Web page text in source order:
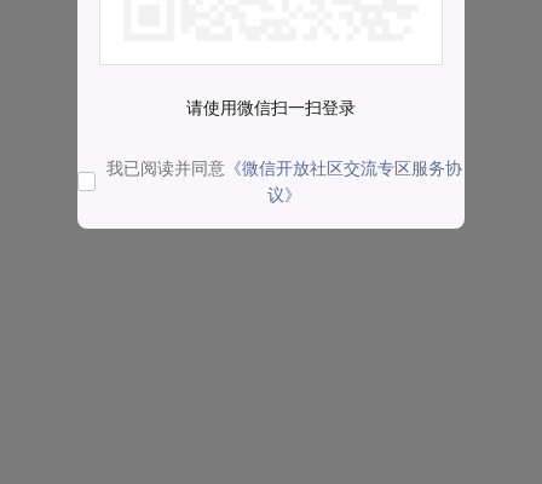
请使用微信扫一扫登录
我已阅读并同意 《微信开放社区交流专区服务协
议》